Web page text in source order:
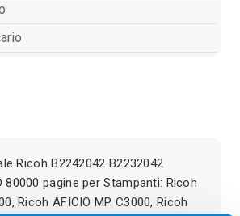
Ricoh B2242042 B2232042
80000 pagine per Stampanti: Ricoh
Ricoh AFICIO MP C3000, Ricoh